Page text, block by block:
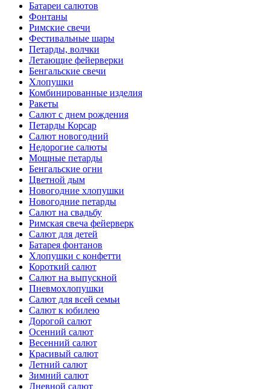
Батареи салютов
Фонтаны
Римские свечи
Фестивальные шары
Петарды, волчки
Летающие фейерверки
Бенгальские свечи
Хлопушки
Комбинированные изделия
Ракеты
Салют с днем рождения
Петарды Корсар
Салют новогодний
Недорогие салюты
Мощные петарды
Бенгальские огни
Цветной дым
Новогодние хлопушки
Новогодние петарды
Салют на свадьбу
Римская свеча фейерверк
Салют для детей
Батарея фонтанов
Хлопушки с конфетти
Короткий салют
Салют на выпускной
Пневмохлопушки
Салют для всей семьи
Салют к юбилею
Дорогой салют
Осенний салют
Весенний салют
Красивый салют
Летний салют
Зимний салют
Дневной салют